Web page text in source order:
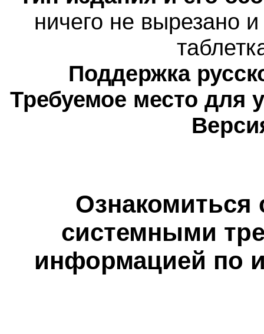
ничего не вырезано
Поддержка
Требуемое место для
Ознакомиться
системными
информацией по